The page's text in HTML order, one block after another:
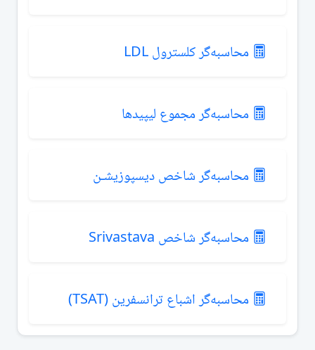
محاسبه‌گر کلسترول LDL
محاسبه‌گر مجموع لیپیدها
محاسبه‌گر شاخص دیسپوزیشـن
محاسبه‌گر شاخص Srivastava
محاسبه‌گر اشباع ترانسفرین (TSAT)